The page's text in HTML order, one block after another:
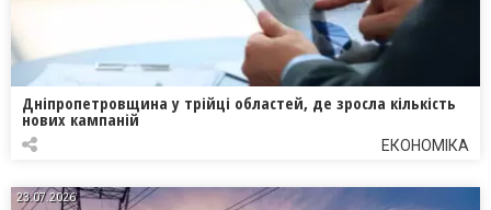
Дніпропетровщина у трійці областей, де зросла кількість
нових кампаній
ЕКОНОМІКА
23.07.2026